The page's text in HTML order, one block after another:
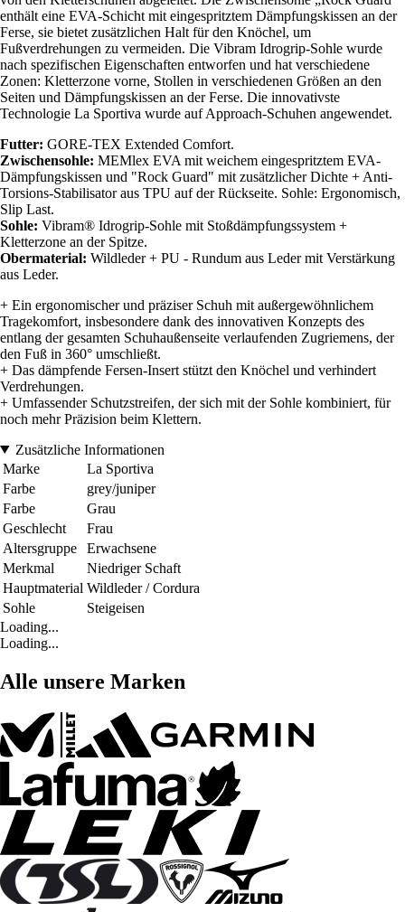
enthält eine EVA-Schicht mit eingespritztem Dämpfungskissen an der
Ferse, sie bietet zusätzlichen Halt für den Knöchel, um
Fußverdrehungen zu vermeiden. Die Vibram Idrogrip-Sohle wurde
nach spezifischen Eigenschaften entworfen und hat verschiedene
Zonen: Kletterzone vorne, Stollen in verschiedenen Größen an den
Seiten und Dämpfungskissen an der Ferse. Die innovativste
Technologie La Sportiva wurde auf Approach-Schuhen angewendet.
Futter: GORE-TEX Extended Comfort.
Zwischensohle: MEMlex EVA mit weichem eingespritztem EVA-
Dämpfungskissen und "Rock Guard" mit zusätzlicher Dichte + Anti-
Torsions-Stabilisator aus TPU auf der Rückseite. Sohle: Ergonomisch,
Slip Last.
Sohle: Vibram® Idrogrip-Sohle mit Stoßdämpfungssystem +
Kletterzone an der Spitze.
Obermaterial: Wildleder + PU - Rundum aus Leder mit Verstärkung
aus Leder.
+ Ein ergonomischer und präziser Schuh mit außergewöhnlichem
Tragekomfort, insbesondere dank des innovativen Konzepts des
entlang der gesamten Schuhaußenseite verlaufenden Zugriemens, der
den Fuß in 360° umschließt.
+ Das dämpfende Fersen-Insert stützt den Knöchel und verhindert
Verdrehungen.
+ Umfassender Schutzstreifen, der sich mit der Sohle kombiniert, für
noch mehr Präzision beim Klettern.
Zusätzliche Informationen
Marke
La Sportiva
Farbe
grey/juniper
Farbe
Grau
Geschlecht
Frau
Altersgruppe
Erwachsene
Merkmal
Niedriger Schaft
Hauptmaterial Wildleder / Cordura
Sohle
Steigeisen
Loading...
Loading...
Alle unsere Marken